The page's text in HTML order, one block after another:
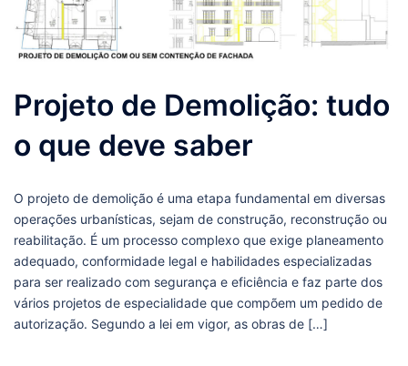
Projeto de Demolição: tudo
o que deve saber
O projeto de demolição é uma etapa fundamental em diversas
operações urbanísticas, sejam de construção, reconstrução ou
reabilitação. É um processo complexo que exige planeamento
adequado, conformidade legal e habilidades especializadas
para ser realizado com segurança e eficiência e faz parte dos
vários projetos de especialidade que compõem um pedido de
autorização. Segundo a lei em vigor, as obras de […]